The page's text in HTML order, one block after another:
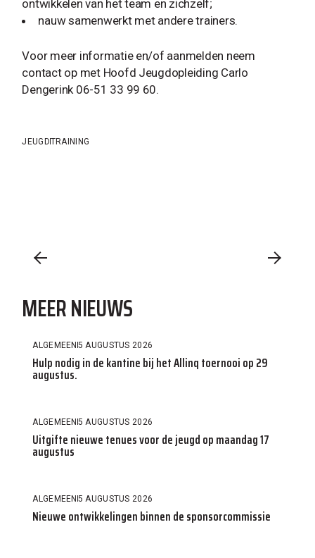
ontwikkelen van het team en zichzelf;
nauw samenwerkt met andere trainers.
Voor meer informatie en/of aanmelden neem
contact op met Hoofd Jeugdopleiding Carlo
Dengerink 06-51 33 99 60.
JEUGDTRAINING
MEER NIEUWS
ALGEMEEN 5 AUGUSTUS 2026
Hulp nodig in de kantine bij het Allinq toernooi op 29
augustus.
ALGEMEEN 5 AUGUSTUS 2026
Uitgifte nieuwe tenues voor de jeugd op maandag 17
augustus
ALGEMEEN 5 AUGUSTUS 2026
Nieuwe ontwikkelingen binnen de sponsorcommissie